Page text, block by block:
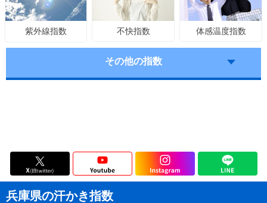
紫外線指数 不快指数 体感温度指数
その他の指数
兵庫県の汗かき指数